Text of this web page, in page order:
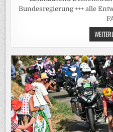
Bundesregierung +++ alle